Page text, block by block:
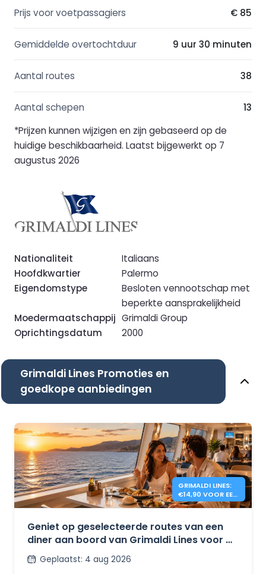
Prijs voor voetpassagiers € 85
Gemiddelde overtochtduur 9 uur 30 minuten
Aantal routes 38
Aantal schepen
13
*Prijzen kunnen wijzigen en zijn gebaseerd op de
huidige beschikbaarheid. Laatst bijgewerkt op 7
augustus 2026
Nationaliteit
Italiaans
Hoofdkwartier
Palermo
Eigendomstype
Besloten vennootschap met
beperkte aansprakelijkheid
Moedermaatschappij Grimaldi Group
Oprichtingsdatum
2000
Grimaldi Lines Promoties en
goedkope aanbiedingen
GRIMALDI LINES:
€14,90 VOOR EEN
DINER AAN
Geniet op geselecteerde routes van een
diner aan boord van Grimaldi Lines voor €
14,90.Geplaatst: 4 aug 2026